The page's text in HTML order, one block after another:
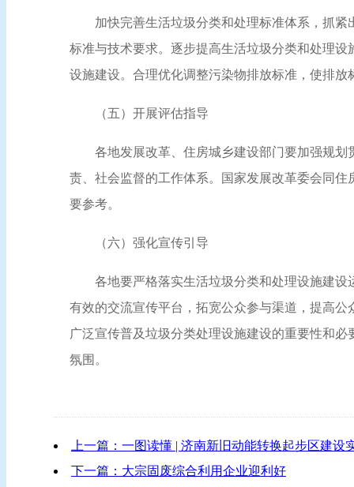
加快完善生活垃圾分类和处理标准体系，抓
标准与技术要求。逐步提高生活垃圾分类和处理
设施建设。合理优化调整污染物排放标准，使排
（五）开展评估指导
各地发展改革、住房城乡建设部门要加强规
责、社会监督的工作体系。国家发展改革委会同
要参考。
（六）强化宣传引导
各地要严格落实生活垃圾分类和处理设施建
有效的交流宣传平台，拓宽公众参与渠道，提高
广泛宣传普及垃圾分类处理设施建设的重要性和
氛围。
上一篇：一图读懂 | 济南新旧动能转换起步区建设
下一篇：大宗固废综合利用企业迎利好